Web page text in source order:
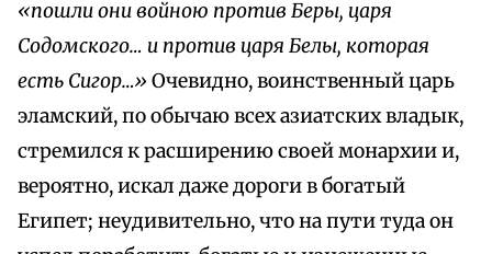
«пошли они войною против Беры, царя
Содомского… и против царя Белы, которая
есть Сигор…» Очевидно, воинственный царь
эламский, по обычаю всех азиатских владык,
стремился к расширению своей монархии и,
вероятно, искал даже дороги в богатый
Египет; неудивительно, что на пути туда он